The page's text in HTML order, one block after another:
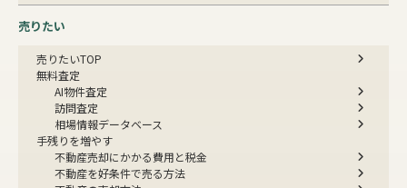
売りたい
売りたいTOP
無料査定
AI物件査定
訪問査定
相場情報データベース
手残りを増やす
不動産売却にかかる費用と税金
不動産を好条件で売る方法